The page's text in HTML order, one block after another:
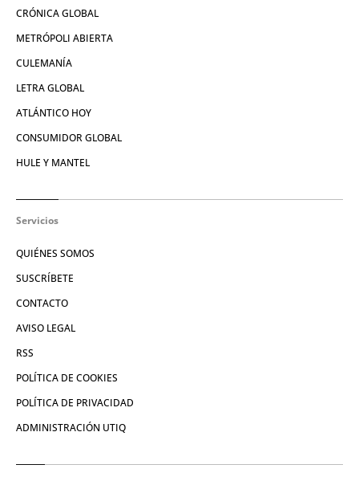
CRÓNICA GLOBAL
METRÓPOLI ABIERTA
CULEMANÍA
LETRA GLOBAL
ATLÁNTICO HOY
CONSUMIDOR GLOBAL
HULE Y MANTEL
Servicios
QUIÉNES SOMOS
SUSCRÍBETE
CONTACTO
AVISO LEGAL
RSS
POLÍTICA DE COOKIES
POLÍTICA DE PRIVACIDAD
ADMINISTRACIÓN UTIQ